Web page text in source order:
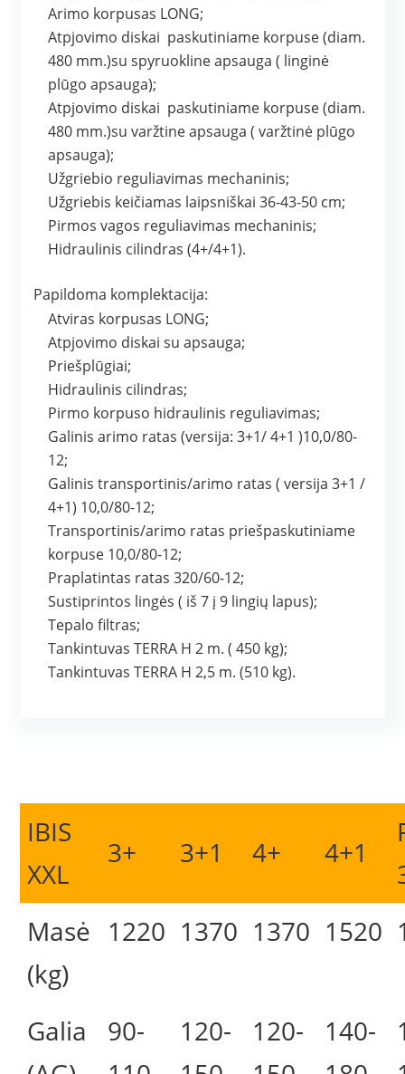
Arimo korpusas LONG;
Atpjovimo diskai paskutiniame korpuse (diam.
480 mm.)su spyruokline apsauga ( linginė
plūgo apsauga);
Atpjovimo diskai paskutiniame korpuse (diam.
480 mm.)su varžtine apsauga ( varžtinė plūgo
apsauga);
Užgriebio reguliavimas mechaninis;
Užgriebis keičiamas laipsniškai 36-43-50 cm;
Pirmos vagos reguliavimas mechaninis;
Hidraulinis cilindras (4+/4+1).
Papildoma komplektacija:
Atviras korpusas LONG;
Atpjovimo diskai su apsauga;
Priešplūgiai;
Hidraulinis cilindras;
Pirmo korpuso hidraulinis reguliavimas;
Galinis arimo ratas (versija: 3+1/ 4+1 )10,0/80-
12;
Galinis transportinis/arimo ratas ( versija 3+1 /
4+1) 10,0/80-12;
Transportinis/arimo ratas priešpaskutiniame
korpuse 10,0/80-12;
Praplatintas ratas 320/60-12;
Sustiprintos lingės ( iš 7 į 9 lingių lapus);
Tepalo filtras;
Tankintuvas TERRA H 2 m. ( 450 kg);
Tankintuvas TERRA H 2,5 m. (510 kg).
IBIS
XXL
3+ 3+1 4+ 4+1
Masė
(kg)
1220 1370 1370 1520
Galia
90-
120-
120-
140-